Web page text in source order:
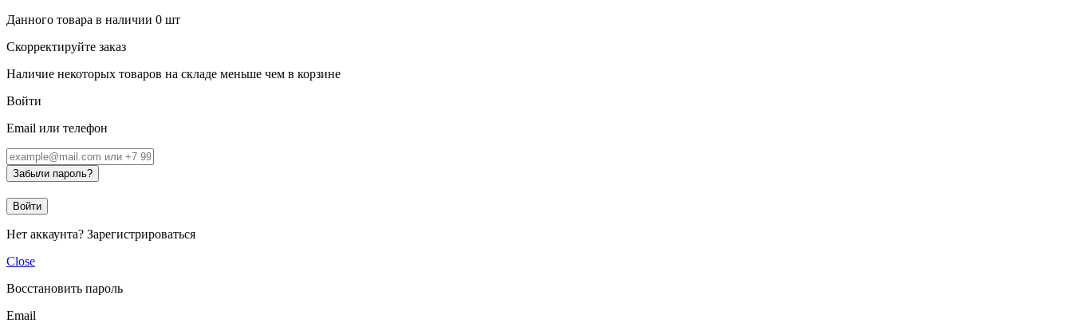
Данного товара в наличии 0 шт
Скорректируйте заказ
Наличие некоторых товаров на складе меньше чем в корзине
Войти
Email или телефон
Забыли пароль?
Войти
Нет аккаунта? Зарегистрироваться
Close
Восстановить пароль
Email